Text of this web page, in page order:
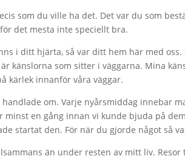
som du ville ha det. Det var du som
det mesta inte speciellt bra.
i ditt hjärta, så var ditt hem här med
känslorna som sitter i väggarna. Mina
kärlek innanför våra väggar.
om. Varje nyårsmiddag innebar
en gång innan vi kunde bjuda på
startat den. För när du gjorde något så
än under resten av mitt liv.